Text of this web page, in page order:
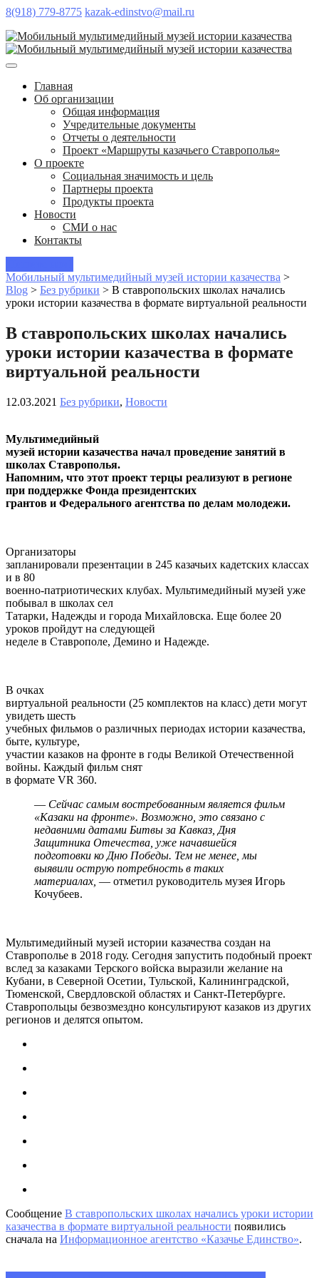
8(918) 779-8775 kazak-edinstvo@mail.ru
Главная
Об организации
Общая информация
Учредительные документы
Отчеты о деятельности
Проект «Маршруты казачьего Ставрополья»
О проекте
Социальная значимость и цель
Партнеры проекта
Продукты проекта
Новости
СМИ о нас
Контакты
Мобильный мультимедийный музей истории казачества >
Blog > Без рубрики > В ставропольских школах начались
уроки истории казачества в формате виртуальной реальности
В ставропольских школах начались
уроки истории казачества в формате
виртуальной реальности
12.03.2021 Без рубрики, Новости
Мультимедийный
музей истории казачества начал проведение занятий в
школах Ставрополья.
Напомним, что этот проект терцы реализуют в регионе
при поддержке Фонда президентских
грантов и Федерального агентства по делам молодежи.
Организаторы
запланировали презентации в 245 казачьих кадетских классах
и в 80
военно-патриотических клубах. Мультимедийный музей уже
побывал в школах сел
Татарки, Надежды и города Михайловска. Еще более 20
уроков пройдут на следующей
неделе в Ставрополе, Демино и Надежде.
В очках
виртуальной реальности (25 комплектов на класс) дети могут
увидеть шесть
учебных фильмов о различных периодах истории казачества,
быте, культуре,
участии казаков на фронте в годы Великой Отечественной
войны. Каждый фильм снят
в формате VR 360.
— Сейчас самым востребованным является фильм
«Казаки на фронте». Возможно, это связано с
недавними датами Битвы за Кавказ, Дня
Защитника Отечества, уже начавшейся
подготовки ко Дню Победы. Тем не менее, мы
выявили острую потребность в таких
материалах, — отметил руководитель музея Игорь
Кочубеев.
Мультимедийный музей истории казачества создан на
Ставрополье в 2018 году. Сегодня запустить подобный проект
вслед за казаками Терского войска выразили желание на
Кубани, в Северной Осетии, Тульской, Калининградской,
Тюменской, Свердловской областях и Санкт-Петербурге.
Ставропольцы безвозмездно консультируют казаков из других
регионов и делятся опытом.
Сообщение В ставропольских школах начались уроки истории
казачества в формате виртуальной реальности появились
сначала на Информационное агентство «Казачье Единство».